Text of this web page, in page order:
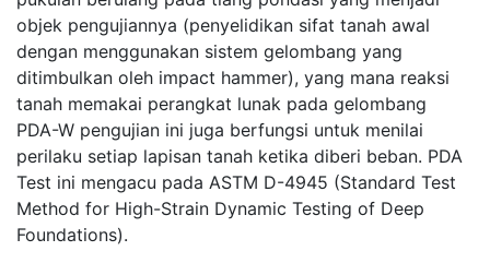
objek pengujiannya (penyelidikan sifat tanah awal
dengan menggunakan sistem gelombang yang
ditimbulkan oleh impact hammer), yang mana reaksi
tanah memakai perangkat lunak pada gelombang
PDA-W pengujian ini juga berfungsi untuk menilai
perilaku setiap lapisan tanah ketika diberi beban. PDA
Test ini mengacu pada ASTM D-4945 (Standard Test
Method for High-Strain Dynamic Testing of Deep
Foundations).